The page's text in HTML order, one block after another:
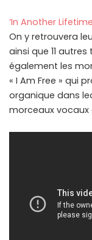
‘In Another
On y retrouvera
ainsi que 11 autres
également les
« I Am Free » qui
organique dans
morceaux